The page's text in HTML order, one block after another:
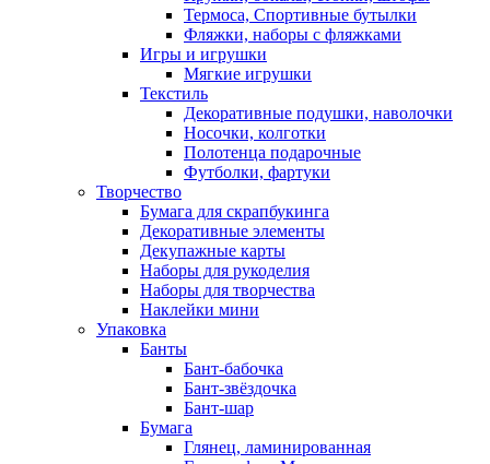
Термоса, Спортивные бутылки
Фляжки, наборы с фляжками
Игры и игрушки
Мягкие игрушки
Текстиль
Декоративные подушки, наволочки
Носочки, колготки
Полотенца подарочные
Футболки, фартуки
Творчество
Бумага для скрапбукинга
Декоративные элементы
Декупажные карты
Наборы для рукоделия
Наборы для творчества
Наклейки мини
Упаковка
Банты
Бант-бабочка
Бант-звёздочка
Бант-шар
Бумага
Глянец, ламинированная